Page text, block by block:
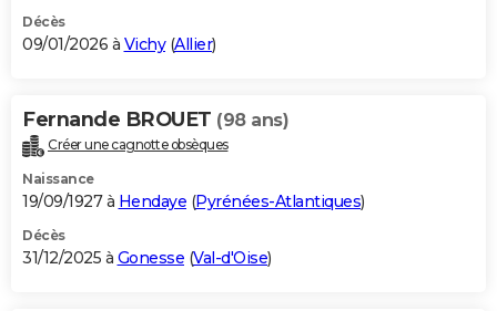
Décès
09/01/2026 à Vichy(Allier)
Fernande BROUET (98 ans)
Créer une cagnotte obsèques
Naissance
19/09/1927 à Hendaye (Pyrénées-Atlantiques)
Décès
31/12/2025 à Gonesse (Val-d'Oise)